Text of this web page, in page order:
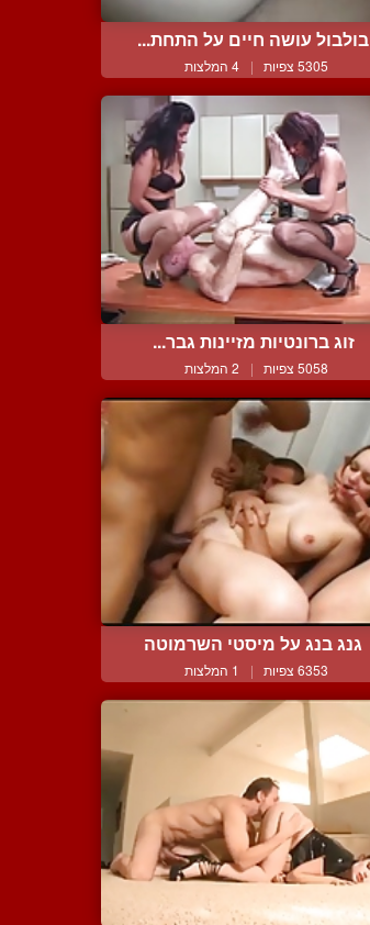
בולבול עושה חיים על התחת...
5305 צפיות | 4 המלצות
זוג ברונטיות מזיינות גבר...
5058 צפיות | 2 המלצות
גנג בנג על מיסטי השרמוטה
6353 צפיות | 1 המלצות